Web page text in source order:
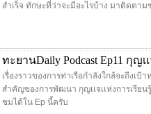
สำเร็จ ทักษะที่ว่าจะมีอะไรบ้าง มาติดตา
ทะยานDaily Podcast Ep11 กุญเ
เรื่องราวของการท่าเรือกำลังใกล้จะถึงเป้
สำคัญของการพัฒนา กุญเเจเเห่งการเรีย
ชมได้ใน Ep นี้ครับ